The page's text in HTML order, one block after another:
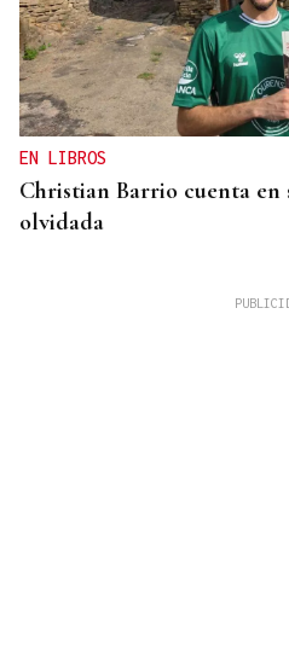
EN LIBROS
Christian Barrio cuenta
olvidada